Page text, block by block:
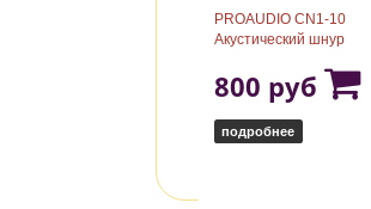
PROAUDIO CN1-10
Акустический шнур
800 руб
подробнее